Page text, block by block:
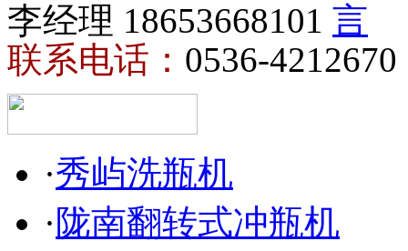
李经理 18653668101
联系电话： 0536-4212670
·秀屿洗瓶机
· 陇南翻转式冲瓶机